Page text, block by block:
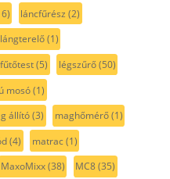
láncfűrész (2)
lángterelő(1)
(5) légszűrő(50)
mosó(1)
állító(3) maghőmérő(1)
(4) matrac(1)
MaxoMixx(38) MC8(35)